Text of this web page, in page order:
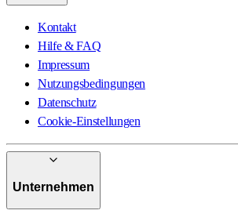
Kontakt
Hilfe & FAQ
Impressum
Nutzungsbedingungen
Datenschutz
Cookie-Einstellungen
Unternehmen